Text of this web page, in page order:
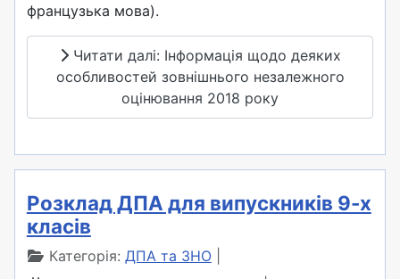
французька мова).
Читати далі: Інформація щодо деяких
особливостей зовнішнього незалежного
оцінювання 2018 року
Розклад ДПА для випускників 9-х
класів
Категорія: ДПА та ЗНО